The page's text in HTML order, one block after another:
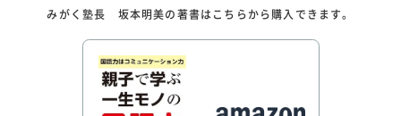
みがく塾長 坂本明美の著書はこちらから購入できます。